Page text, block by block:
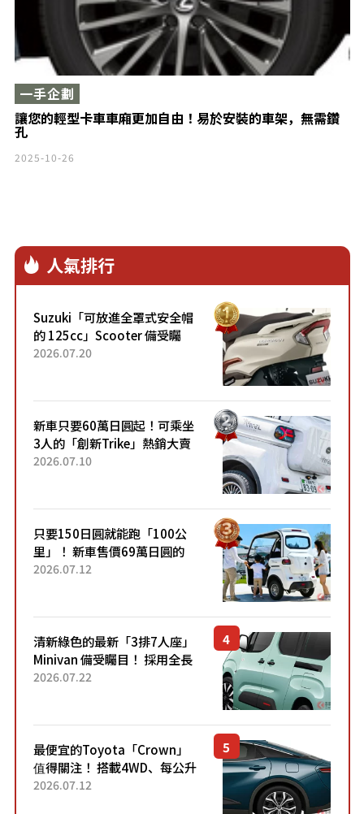
讓您的輕型卡車車廂更加自由！易於安裝的車架，無需鑽
孔
一手企劃
2025-10-26
人氣排行
Suzuki「可放進全罩式安全帽
的 125cc」Scooter 備受矚
目！採用全新流線設計與各項
2026.07.20
新車只要60萬日圓起！可乘坐
3人的「創新Trike」熱銷大賣
成為人氣車款！「養車成本真
2026.07.10
只要150日圓就能跑「100公
里」！ 新車售價69萬日圓的
「3人座」Trike大受歡迎！ 順
2026.07.12
清新綠色的最新「3排7人座」
Minivan 備受矚目！ 採用全長
4.7公尺剛剛好的車身尺寸與
2026.07.22
最便宜的Toyota「Crown」
值得關注！ 搭載4WD、每公升
22.4公里低油耗表現超亮眼！
2026.07.12